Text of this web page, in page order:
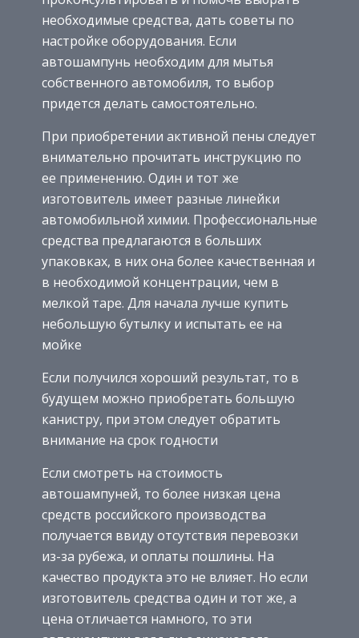
необходимые средства, дать советы по
настройке оборудования. Если
автошампунь необходим для мытья
собственного автомобиля, то выбор
придется делать самостоятельно.
При приобретении активной пены следует
внимательно прочитать инструкцию по
ее применению. Один и тот же
изготовитель имеет разные линейки
автомобильной химии. Профессиональные
средства предлагаются в больших
упаковках, в них она более качественная и
в необходимой концентрации, чем в
мелкой таре. Для начала лучше купить
небольшую бутылку и испытать ее на
мойке
Если получился хороший результат, то в
будущем можно приобретать большую
канистру, при этом следует обратить
внимание на срок годности
Если смотреть на стоимость
автошампуней, то более низкая цена
средств российского производства
получается ввиду отсутствия перевозки
из-за рубежа, и оплаты пошлины. На
качество продукта это не влияет. Но если
изготовитель средства один и тот же, а
цена отличается намного, то эти